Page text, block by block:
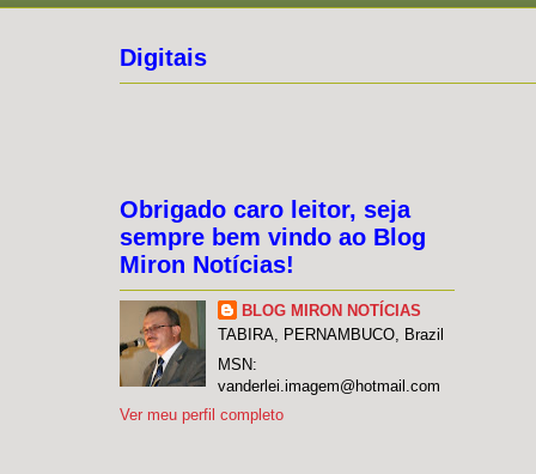
Digitais
Obrigado caro leitor, seja
sempre bem vindo ao Blog
Miron Notícias!
BLOG MIRON NOTÍCIAS
TABIRA, PERNAMBUCO, Brazil
MSN:
vanderlei.imagem@hotmail.com
Ver meu perfil completo